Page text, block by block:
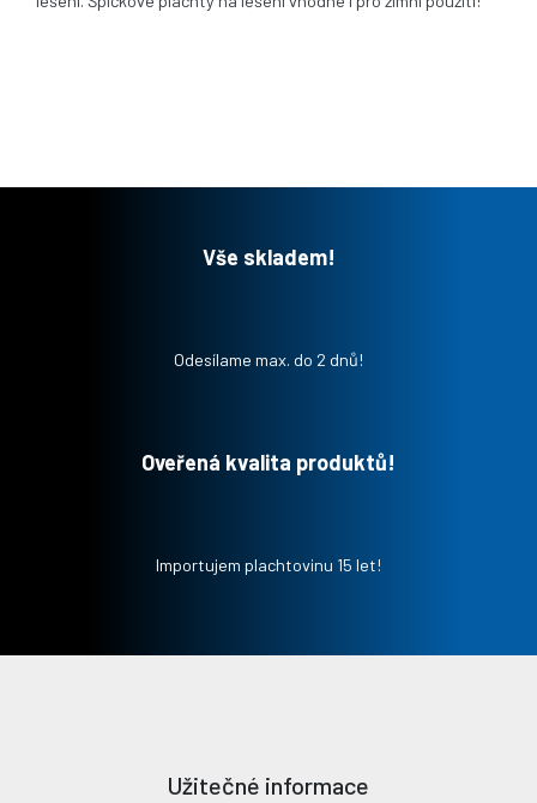
Vše skladem!
Odesílame max. do 2 dnů!
Oveřená kvalita produktů!
Importujem plachtovinu 15 let!
Užitečné informace